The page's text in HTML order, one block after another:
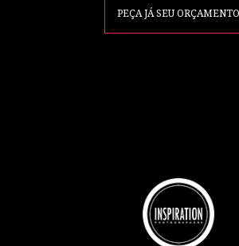
PEÇA JÁ SEU ORÇAMENTO